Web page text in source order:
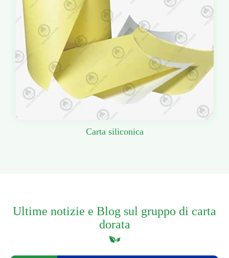
Carta siliconica
Ultime notizie e Blog sul gruppo di carta
dorata